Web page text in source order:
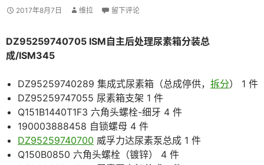
2017年8月7日 维拉 留下评论
DZ95259740705 ISM自主后处理尿素箱分装总
成/ISM345
DZ95259740289 集成式尿素箱（总成停供， 拆分） 1 件
DZ95259747055 尿素箱支架 1 件
Q151B1440T1F3 六角头螺栓-细牙 4 件
190003888458 自锁螺母 4 件
DZ95259740700 威孚力达尿素泵总成 1 件
Q150B0850 六角头螺栓（镀锌） 4 件